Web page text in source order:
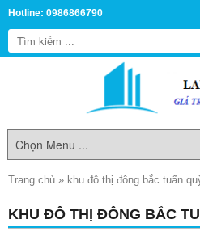
Hotline: 0986866790
Trang chủ » khu đô thị đông bắc tuấn
KHU ĐÔ THỊ ĐÔNG BẮC